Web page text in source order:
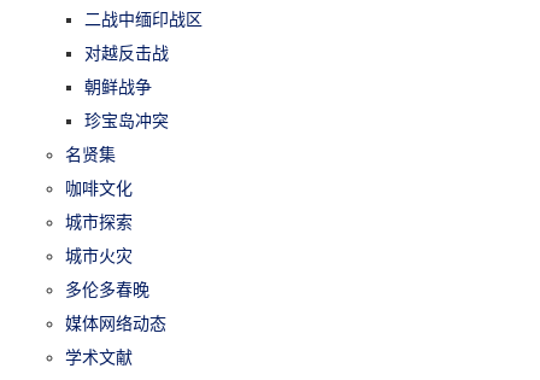
二战中缅印战区
对越反击战
朝鲜战争
珍宝岛冲突
名贤集
咖啡文化
城市探索
城市火灾
多伦多春晚
媒体网络动态
学术文献